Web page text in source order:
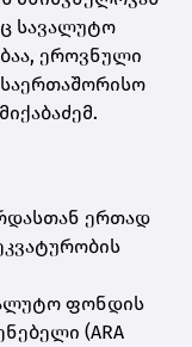
სავალუტო
ეროვნული
საერთაშორისო
ერთად
ფონდის
(ARA